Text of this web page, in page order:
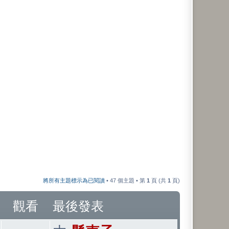
將所有主題標示為已閱讀 • 47 個主題 • 第 1 頁 (共 1 頁)
觀看 最後發表